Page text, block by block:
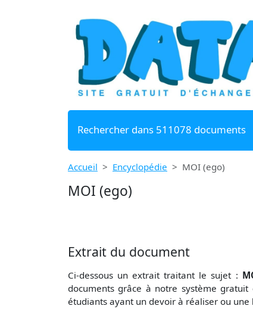
Rechercher dans 511078 documents
Accueil Encyclopédie MOI (ego)
MOI (ego)
Extrait du document
Ci-dessous un extrait traitant le sujet :
documents grâce à notre système gratuit
étudiants ayant un devoir à réaliser ou